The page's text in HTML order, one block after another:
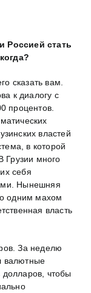
Россией стать
сказать вам.
к диалогу с
процентов.
властей
в которой
Грузии много
себя
Нынешняя
одним махом
власть
За неделю
валютные
чтобы